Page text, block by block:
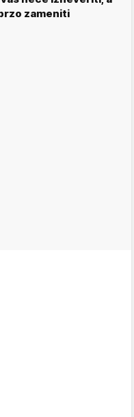
zameniti